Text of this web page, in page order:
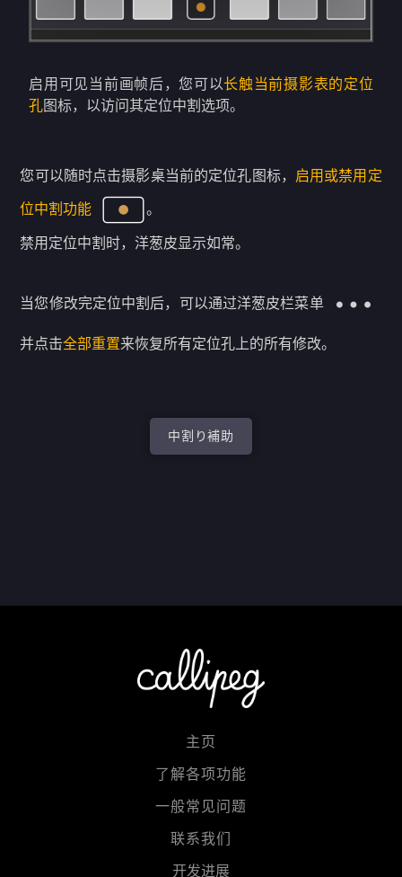
启用可见当前画帧后，您可以长触当前摄影表的定位
孔图标，以访问其定位中割选项。
您可以随时点击摄影桌当前的定位孔图标， 启用或禁用定
位中割功能 。
禁用定位中割时，洋葱皮显示如常。
当您修改完定位中割后，可以通过洋葱皮栏菜单
并点击全部重置来恢复所有定位孔上的所有修改。
中割り補助
主页
了解各项功能
一般常见问题
联系我们
开发进展